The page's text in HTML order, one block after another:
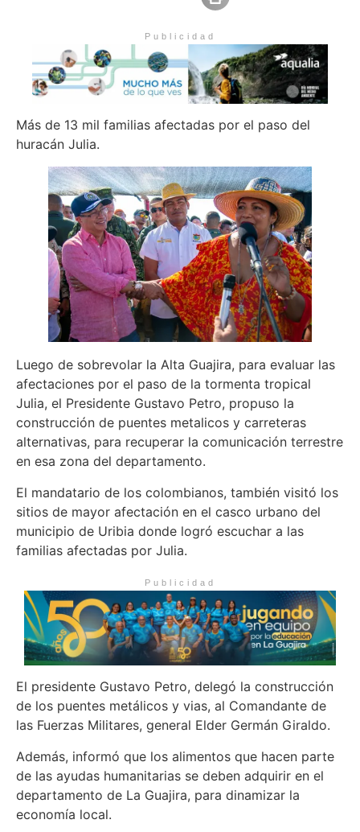
Publicidad
Más de 13 mil familias afectadas por el paso del
huracán Julia.
Luego de sobrevolar la Alta Guajira, para evaluar las
afectaciones por el paso de la tormenta tropical
Julia, el Presidente Gustavo Petro, propuso la
construcción de puentes metalicos y carreteras
alternativas, para recuperar la comunicación terrestre
en esa zona del departamento.
El mandatario de los colombianos, también visitó los
sitios de mayor afectación en el casco urbano del
municipio de Uribia donde logró escuchar a las
familias afectadas por Julia.
Publicidad
El presidente Gustavo Petro, delegó la construcción
de los puentes metálicos y vias, al Comandante de
las Fuerzas Militares, general Elder Germán Giraldo.
Además, informó que los alimentos que hacen parte
de las ayudas humanitarias se deben adquirir en el
departamento de La Guajira, para dinamizar la
economía local.